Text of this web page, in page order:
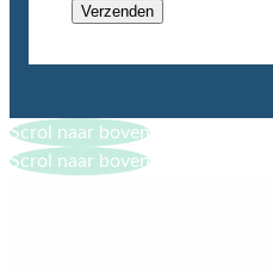
Scrol naar boven
Scrol naar boven